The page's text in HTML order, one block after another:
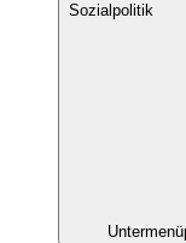
Sozialpolitik